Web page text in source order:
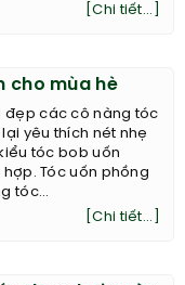
[Chi tiết...]
cho mùa hè
đẹp các cô nàng tóc
yêu thích nét nhẹ
tóc bob uốn
Tóc uốn phồng
tóc...
[Chi tiết...]